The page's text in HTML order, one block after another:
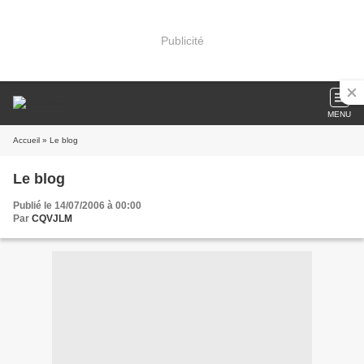
Publicité
MENU
Accueil » Le blog
Le blog
Publié le 14/07/2006 à 00:00
Par CQVJLM